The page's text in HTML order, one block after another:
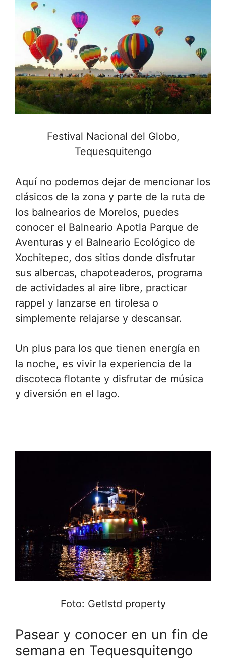
Festival Nacional del Globo,
Tequesquitengo
Aquí no podemos dejar de mencionar los
clásicos de la zona y parte de la ruta de
los balnearios de Morelos, puedes
conocer el Balneario Apotla Parque de
Aventuras y el Balneario Ecológico de
Xochitepec, dos sitios donde disfrutar
sus albercas, chapoteaderos, programa
de actividades al aire libre, practicar
rappel y lanzarse en tirolesa o
simplemente relajarse y descansar.
Un plus para los que tienen energía en
la noche, es vivir la experiencia de la
discoteca flotante y disfrutar de música
y diversión en el lago.
Foto: Getlstd property
Pasear y conocer en un fin de
semana en Tequesquitengo